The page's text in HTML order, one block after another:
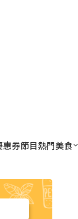
惠券節目熱門美食